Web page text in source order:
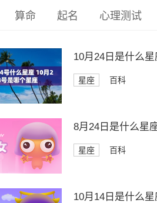
算命 起名 心理测试
10月24日是什么
星座 百科
8月24日是什么星
星座 百科
10月14日是什么星